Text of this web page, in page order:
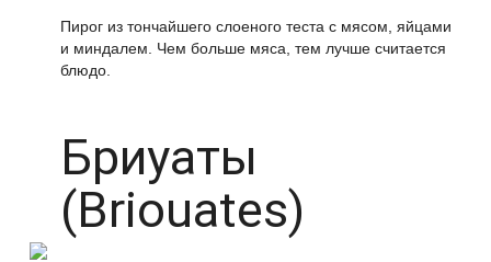
Пирог из тончайшего слоеного теста с мясом, яйцами
и миндалем. Чем больше мяса, тем лучше считается
блюдо.
Бриуаты
(Briouates)